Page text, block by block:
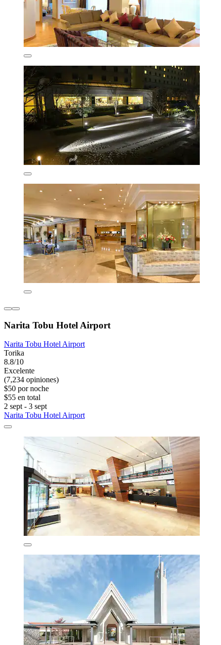
Narita Tobu Hotel Airport
Narita Tobu Hotel Airport
Torika
8.8/10
Excelente
(7,234 opiniones)
$50 por noche
$55 en total
2 sept - 3 sept
Narita Tobu Hotel Airport